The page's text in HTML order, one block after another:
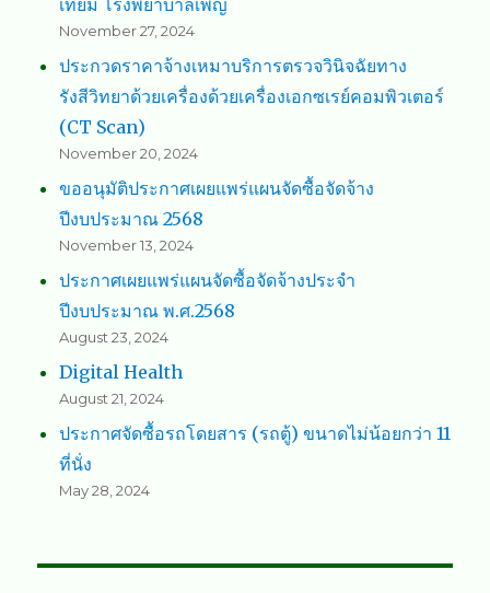
November 27, 2024
ประกวดราคาจ้างเหมาบริการตรวจวินิจฉัยทาง
รังสีวิทยาด้วยเครื่องด้วยเครื่องเอกซเรย์คอมพิวเตอร์
(CT Scan)
November 20, 2024
ขออนุมัติประกาศเผยแพร่แผนจัดซื้อจัดจ้าง
ปีงบประมาณ 2568
November 13, 2024
ประกาศเผยแพร่แผนจัดซื้อจัดจ้างประจำ
ปีงบประมาณ พ.ศ.2568
August 23, 2024
Digital Health
August 21, 2024
ประกาศจัดซื้อรถโดยสาร (รถตู้) ขนาดไม่น้อยกว่า 11
ที่นั่ง
May 28, 2024